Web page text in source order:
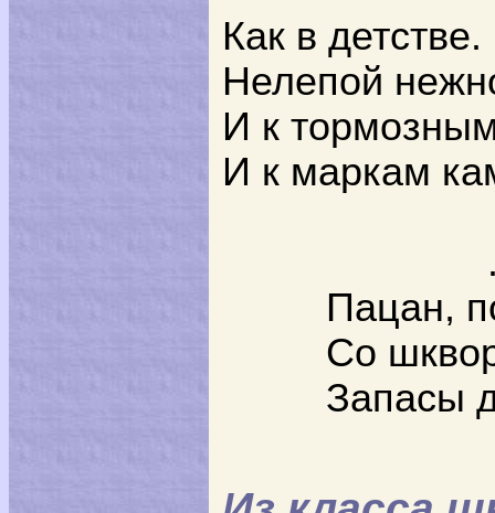
Как в
Нелепой
И к
И к маркам
Пацан,
Со
Запасы